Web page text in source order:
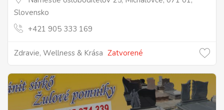
Slovensko
+421 905 333 169
Zdravie, Wellness & Krása Zatvorené